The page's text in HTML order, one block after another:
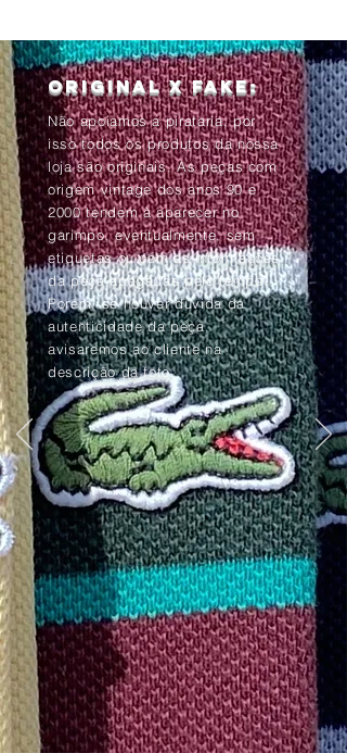
Original x Fake:
Não apoiamos a pirataria, por
isso todos os produtos da nossa
loja são originais. As peças com
origem vintage dos anos 90 e
2000 tendem à aparecer no
garimpo, eventualmente, sem
etiquetas ou com as informações
da peça apagadas pelo tempo.
Porém, se houver dúvida da
autenticidade da peça,
avisaremos ao cliente na
descrição da foto.